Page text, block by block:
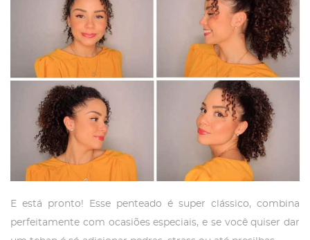
E está pronto! Esse penteado é super clássico, combina
perfeitamente com ocasiões especiais, e se você quiser dar